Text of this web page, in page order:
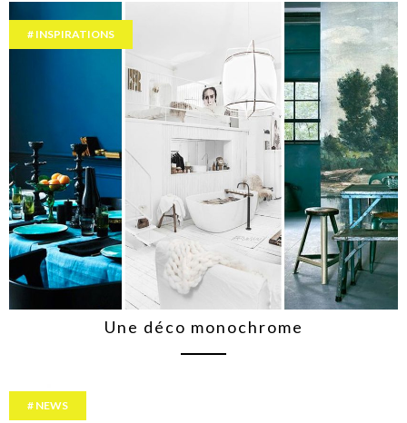
INSPIRATIONS
Une déco monochrome
NEWS